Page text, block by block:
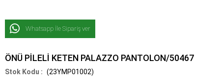
Whatsapp İle Sipariş ver
ÖNÜ PİLELİ KETEN PALAZZO PANTOLON/50467
(23YMP01002)